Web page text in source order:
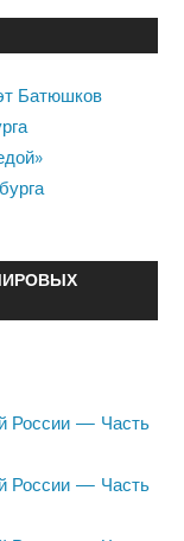
Батюшков
России — Часть
России — Часть